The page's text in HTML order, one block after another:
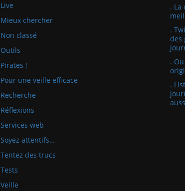
Live
Mieux chercher
Non classé
Outils
Pirates !
Pour une veille efficace
Recherche
Réflexions
Services web
Soyez attentifs…
Tentez des trucs
Tests
Veille
. La
.
des
.
.